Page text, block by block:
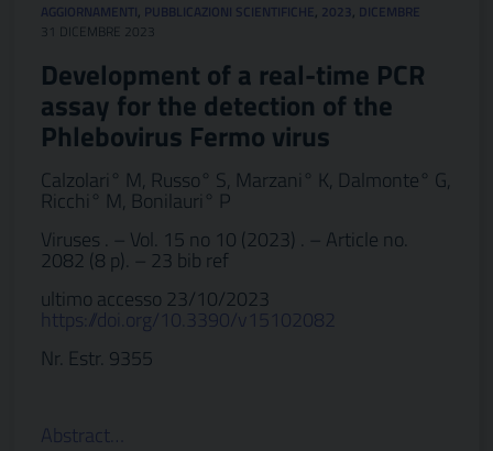
AGGIORNAMENTI, PUBBLICAZIONI SCIENTIFICHE, 2023, DICEMBRE
31 DICEMBRE 2023
Development of a real-time PCR
assay for the detection of the
Phlebovirus Fermo virus
Calzolari° M, Russo° S, Marzani° K, Dalmonte° G,
Ricchi° M, Bonilauri° P
Viruses . – Vol. 15 no 10 (2023) . – Article no.
2082 (8 p). – 23 bib ref
ultimo accesso 23/10/2023
https://doi.org/10.3390/v15102082
Nr. Estr. 9355
Abstract…